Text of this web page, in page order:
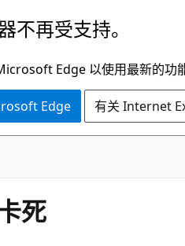
不再受支持。
Edge 以使用最新的功
Edge 有关 Internet
死